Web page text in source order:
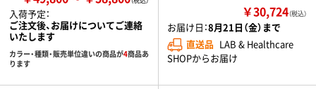
入荷予定：
ご注文後、お届けについてご連絡
いたします
カラー・種類・販売単位違いの商品が4商品あ
ります
￥30,724（税込）
お届け日：8月21日（金）まで
直送品 LAB & Healthcare
SHOPからお届け